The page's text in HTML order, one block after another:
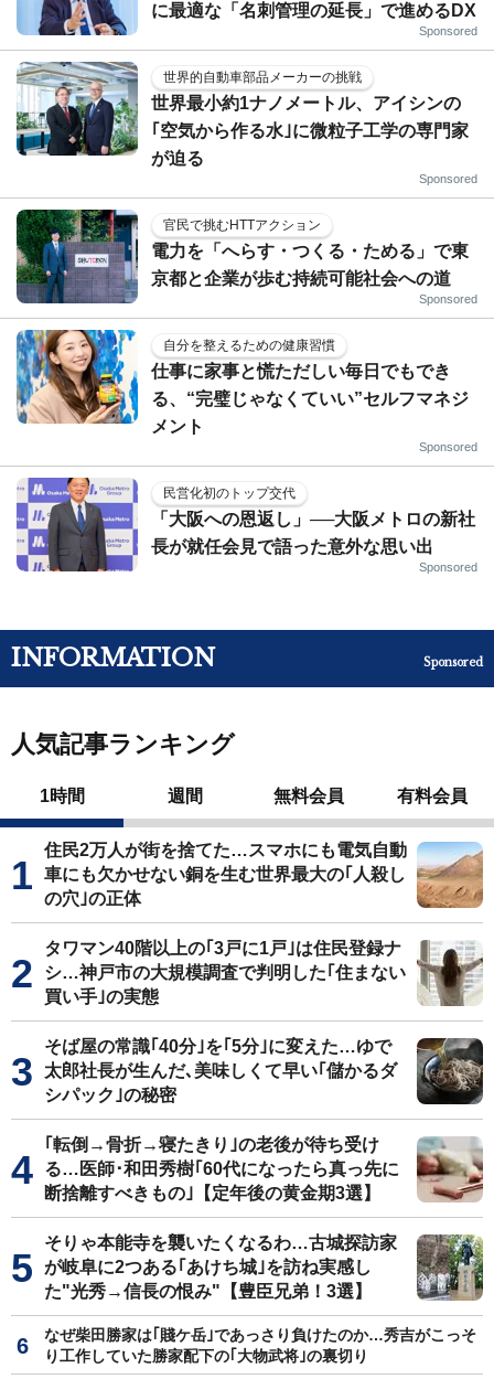
に最適な「名刺管理の延長」で進めるDX
Sponsored
世界的自動車部品メーカーの挑戦
世界最小約1ナノメートル、アイシンの
｢空気から作る水｣に微粒子工学の専門家
が迫る
Sponsored
官民で挑むHTTアクション
電力を「へらす・つくる・ためる」で東
京都と企業が歩む持続可能社会への道
Sponsored
自分を整えるための健康習慣
仕事に家事と慌ただしい毎日でもでき
る、“完璧じゃなくていい”セルフマネジ
メント
Sponsored
民営化初のトップ交代
「大阪への恩返し」──大阪メトロの新社
長が就任会見で語った意外な思い出
Sponsored
INFORMATION Sponsored
人気記事ランキング
1時間 週間 無料会員 有料会員
住民2万人が街を捨てた…スマホにも電気自動
車にも欠かせない銅を生む世界最大の｢人殺し
の穴｣の正体
タワマン40階以上の｢3戸に1戸｣は住民登録ナ
シ…神戸市の大規模調査で判明した｢住まない
買い手｣の実態
そば屋の常識｢40分｣を｢5分｣に変えた…ゆで
太郎社長が生んだ､美味しくて早い｢儲かるダ
シパック｣の秘密
｢転倒→骨折→寝たきり｣の老後が待ち受け
る…医師･和田秀樹｢60代になったら真っ先に
断捨離すべきもの｣【定年後の黄金期3選】
そりゃ本能寺を襲いたくなるわ…古城探訪家
が岐阜に2つある｢あけち城｣を訪ね実感し
た"光秀→信長の恨み"【豊臣兄弟！3選】
なぜ柴田勝家は｢賤ケ岳｣であっさり負けたのか…秀吉がこっそ
り工作していた勝家配下の｢大物武将｣の裏切り